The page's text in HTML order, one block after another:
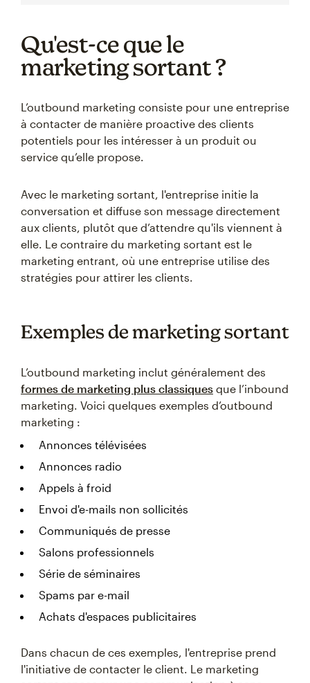
Qu'est-ce que le
marketing sortant ?
L’outbound marketing consiste pour une entreprise
à contacter de manière proactive des clients
potentiels pour les intéresser à un produit ou
service qu’elle propose.
Avec le marketing sortant, l'entreprise initie la
conversation et diffuse son message directement
aux clients, plutôt que d’attendre qu'ils viennent à
elle. Le contraire du marketing sortant est le
marketing entrant, où une entreprise utilise des
stratégies pour attirer les clients.
Exemples de marketing sortant
L’outbound marketing inclut généralement des
formes de marketing plus classiques que l’inbound
marketing. Voici quelques exemples d’outbound
marketing :
Annonces télévisées
Annonces radio
Appels à froid
Envoi d'e-mails non sollicités
Communiqués de presse
Salons professionnels
Série de séminaires
Spams par e-mail
Achats d'espaces publicitaires
Dans chacun de ces exemples, l'entreprise prend
l'initiative de contacter le client. Le marketing